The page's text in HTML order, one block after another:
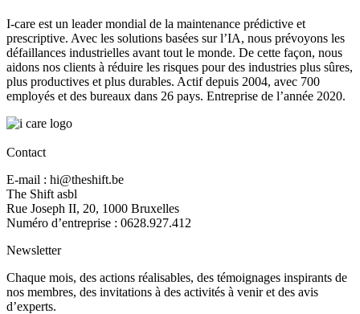
I-care est un leader mondial de la maintenance prédictive et
prescriptive. Avec les solutions basées sur l’IA, nous prévoyons les
défaillances industrielles avant tout le monde. De cette façon, nous
aidons nos clients à réduire les risques pour des industries plus sûres,
plus productives et plus durables. Actif depuis 2004, avec 700
employés et des bureaux dans 26 pays. Entreprise de l’année 2020.
Contact
E-mail : hi@theshift.be
The Shift asbl
Rue Joseph II, 20, 1000 Bruxelles
Numéro d’entreprise : 0628.927.412
Newsletter
Chaque mois, des actions réalisables, des témoignages inspirants de
nos membres, des invitations à des activités à venir et des avis
d’experts.